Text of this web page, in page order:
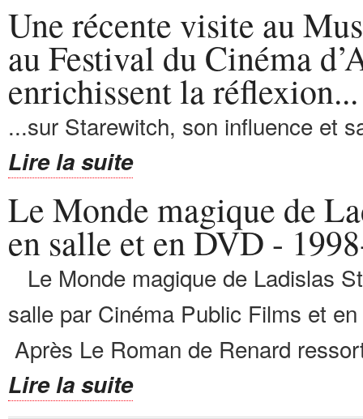
Une récente visite au
au Festival du Cinéma
enrichissent la réflexion...
...sur Starewitch, son influence et
Lire la suite
Le Monde magique de
en salle et en DVD -
Le Monde magique de Ladislas
salle par Cinéma Public Films et
Après Le Roman de Renard
Lire la suite